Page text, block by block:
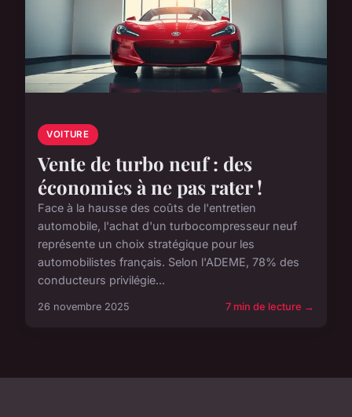
VOITURE
Vente de turbo neuf : des
économies à ne pas rater !
Face à la hausse des coûts de l'entretien
automobile, l'achat d'un turbocompresseur neuf
représente un choix stratégique pour les
automobilistes français. Selon l'ADEME, 78% des
conducteurs privilégie...
26 novembre 2025 7 min de lecture →